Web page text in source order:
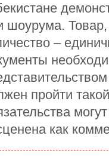
шоурума.
–
пройти
как